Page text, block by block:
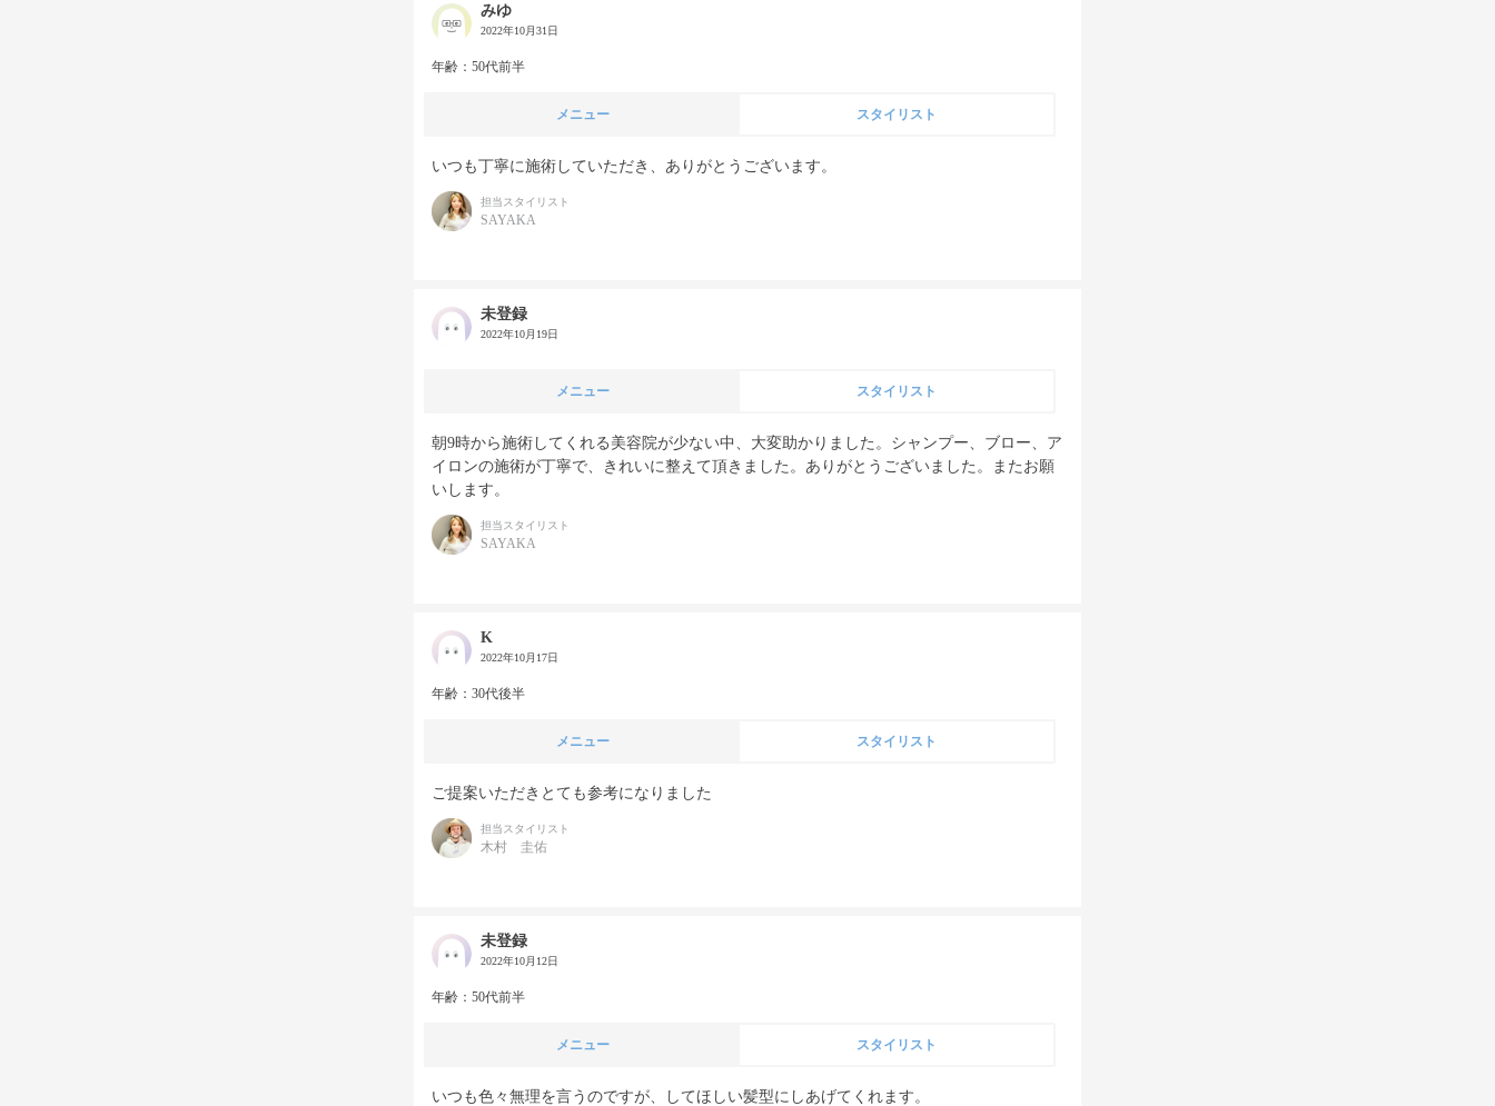
みゆ
2022年10月31日
年齢：50代前半
メニュー スタイリスト
いつも丁寧に施術していただき、ありがとうございます。
担当スタイリスト
SAYAKA
未登録
2022年10月19日
メニュー スタイリスト
朝9時から施術してくれる美容院が少ない中、大変助かりました。シャンプー、ブロー、ア
イロンの施術が丁寧で、きれいに整えて頂きました。ありがとうございました。またお願
いします。
担当スタイリスト
SAYAKA
K
2022年10月17日
年齢：30代後半
メニュー スタイリスト
ご提案いただきとても参考になりました
担当スタイリスト
木村 圭佑
未登録
2022年10月12日
年齢：50代前半
メニュー スタイリスト
いつも色々無理を言うのですが、してほしい髪型にしあげてくれます。